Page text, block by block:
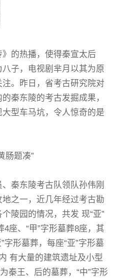
的热播，使得秦宣太后
八子，电视剧芈月以其为原
。昨日，省考古研究院对
秦东陵的考古发掘成果，
型车马坑，令人惊奇的是
题凑”
秦东陵考古队领队孙伟刚
之一，近几年经过考古勘
陵园的情况，共发 现“亚”
4座、“甲”字形墓葬8座，其
字形墓葬，每座“亚”字形墓
有大量的建筑遗址及小型
秦王、后的墓葬，“中”字形